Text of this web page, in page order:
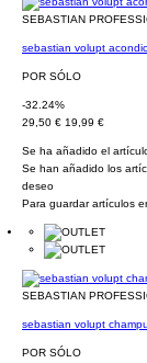
SEBASTIAN
sebastian volupt
POR SÓLO
-32.24%
29,50 € 19,99 €
Se ha añadido el
Se han añadido los
deseo
Para guardar artículos
SEBASTIAN
sebastian volupt
POR SÓLO